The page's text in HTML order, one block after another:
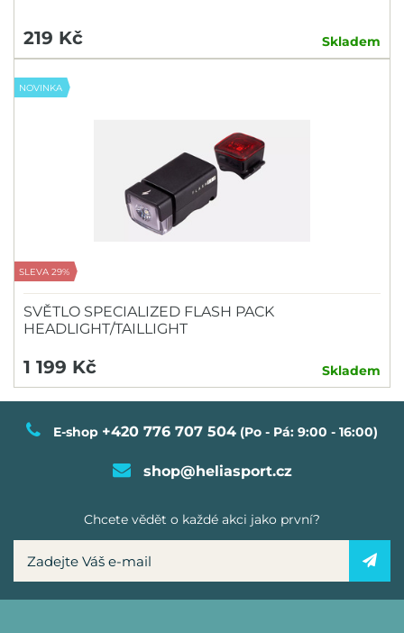
Sezóna 2021/2022
219 Kč Skladem
NOVINKA
SLEVA 29%
SVĚTLO SPECIALIZED FLASH PACK
HEADLIGHT/TAILLIGHT
1 199 Kč Skladem
E-shop +420 776 707 504 (Po - Pá: 9:00 - 16:00)
shop@heliasport.cz
Chcete vědět o každé akci jako první?